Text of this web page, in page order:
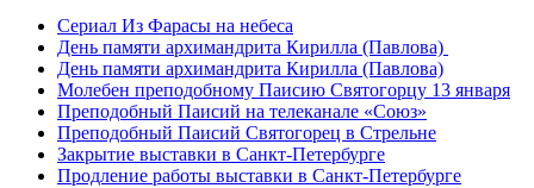
Сериал Из Фарасы на небеса
День памяти архимандрита Кирилла (Павлова)
День памяти архимандрита Кирилла (Павлова)
Молебен преподобному Паисию Святогорцу 13 января
Преподобный Паисий на телеканале «Союз»
Преподобный Паисий Святогорец в Стрельне
Закрытие выставки в Санкт-Петербурге
Продление работы выставки в Санкт-Петербурге